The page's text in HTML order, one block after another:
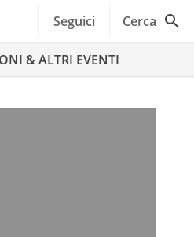
Seguici Cerca
& ALTRI EVENTI